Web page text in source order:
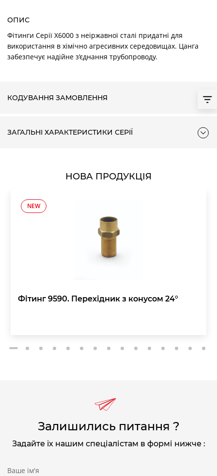
ОПИС
Фітинги Серії X6000 з неіржавної сталі придатні для
використання в хімічно агресивних середовищах. Цанга
забезпечує надійне з’єднання трубопроводу.
КОДУВАННЯ ЗАМОВЛЕННЯ
ЗАГАЛЬНІ ХАРАКТЕРИСТИКИ СЕРІЇ
НОВА ПРОДУКЦІЯ
NEW
Фітинг 9590. Перехідник з конусом 24°
2 3 4 5 6 7 8 9 10 11 12 13 14 15
Залишились питання ?
Задайте їх нашим спеціалістам в формі нижче :
Ваше ім'я